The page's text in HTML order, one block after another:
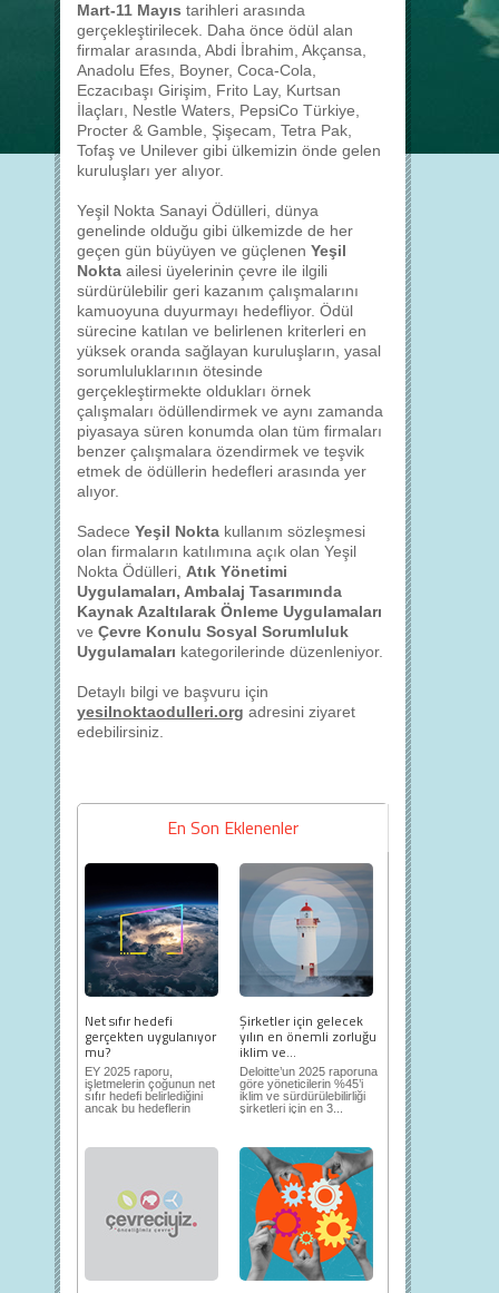
Mart-11 Mayıs tarihleri arasında
gerçekleştirilecek. Daha önce ödül alan
firmalar arasında, Abdi İbrahim, Akçansa,
Anadolu Efes, Boyner, Coca-Cola,
Eczacıbaşı Girişim, Frito Lay, Kurtsan
İlaçları, Nestle Waters, PepsiCo Türkiye,
Procter & Gamble, Şişecam, Tetra Pak,
Tofaş ve Unilever gibi ülkemizin önde gelen
kuruluşları yer alıyor.
Yeşil Nokta Sanayi Ödülleri, dünya
genelinde olduğu gibi ülkemizde de her
geçen gün büyüyen ve güçlenen Yeşil
Nokta ailesi üyelerinin çevre ile ilgili
sürdürülebilir geri kazanım çalışmalarını
kamuoyuna duyurmayı hedefliyor. Ödül
sürecine katılan ve belirlenen kriterleri en
yüksek oranda sağlayan kuruluşların, yasal
sorumluluklarının ötesinde
gerçekleştirmekte oldukları örnek
çalışmaları ödüllendirmek ve aynı zamanda
piyasaya süren konumda olan tüm firmaları
benzer çalışmalara özendirmek ve teşvik
etmek de ödüllerin hedefleri arasında yer
alıyor.
Sadece Yeşil Nokta kullanım sözleşmesi
olan firmaların katılımına açık olan Yeşil
Nokta Ödülleri, Atık Yönetimi
Uygulamaları, Ambalaj Tasarımında
Kaynak Azaltılarak Önleme Uygulamaları
ve Çevre Konulu Sosyal Sorumluluk
Uygulamaları kategorilerinde düzenleniyor.
Detaylı bilgi ve başvuru için
yesilnoktaodulleri.org adresini ziyaret
edebilirsiniz.
En Son Eklenenler
Net sıfır hedefi
gerçekten uygulanıyor
mu?
EY 2025 raporu,
işletmelerin çoğunun net
sıfır hedefi belirlediğini
ancak bu hedeflerin
Şirketler için gelecek
yılın en önemli zorluğu
iklim ve...
Deloitte’un 2025 raporuna
göre yöneticilerin %45’i
iklim ve sürdürülebilirliği
şirketleri için en 3...